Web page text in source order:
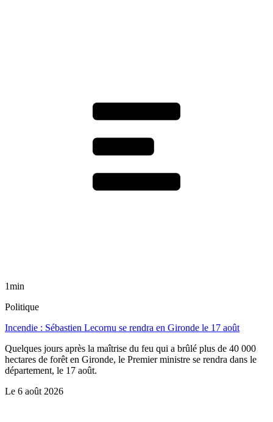
1min
Politique
Incendie : Sébastien Lecornu se rendra en Gironde le 17 août
Quelques jours après la maîtrise du feu qui a brûlé plus de 40 000
hectares de forêt en Gironde, le Premier ministre se rendra dans le
département, le 17 août.
Le 6 août 2026